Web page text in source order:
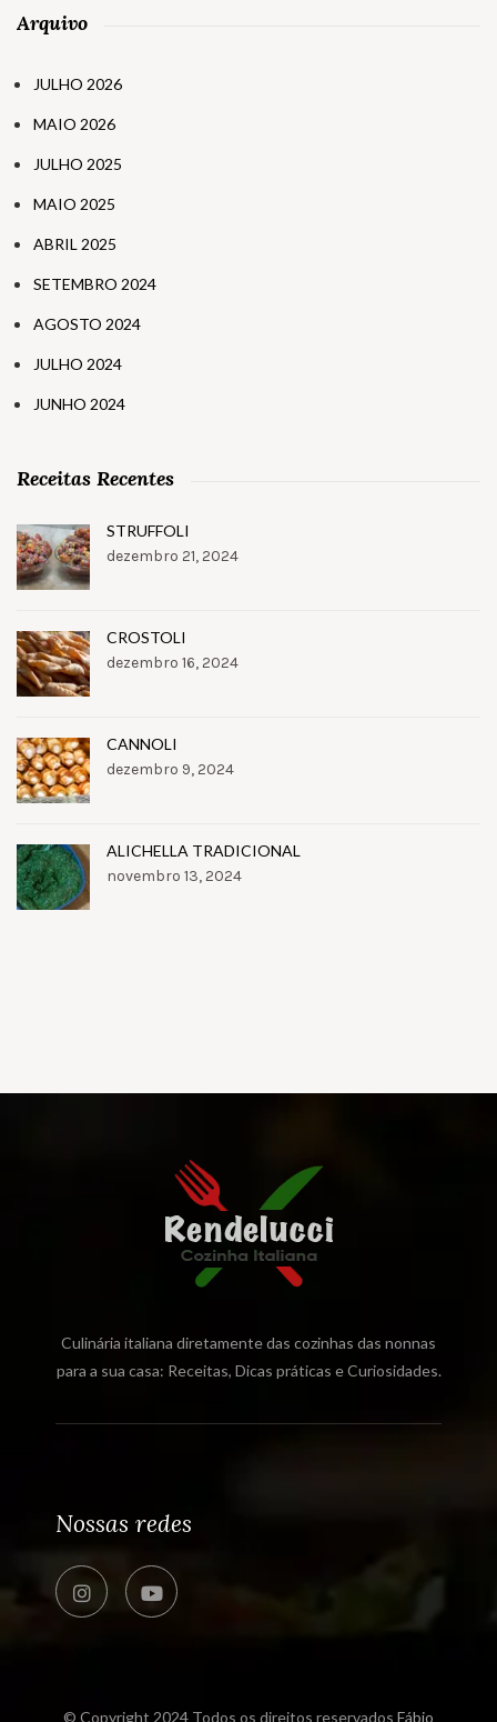
Arquivo
JULHO 2026
MAIO 2026
JULHO 2025
MAIO 2025
ABRIL 2025
SETEMBRO 2024
AGOSTO 2024
JULHO 2024
JUNHO 2024
Receitas Recentes
STRUFFOLI
dezembro 21, 2024
CROSTOLI
dezembro 16, 2024
CANNOLI
dezembro 9, 2024
ALICHELLA TRADICIONAL
novembro 13, 2024
Culinária italiana diretamente das cozinhas das nonnas
para a sua casa: Receitas, Dicas práticas e Curiosidades.
Nossas redes
© Copyright 2024 Todos os direitos reservados Fábio